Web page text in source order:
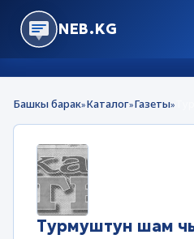
NEB.KG
Башкы барак»Каталог»Газеты»
Турмуштун шам